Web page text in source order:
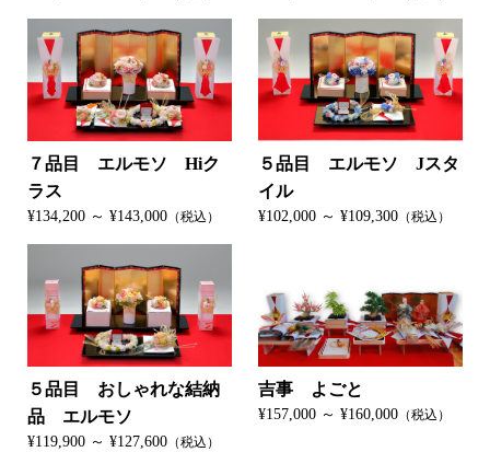
７品目 エルモソ Hiク
ラス
¥134,200 ～ ¥143,000（税込）
５品目 エルモソ Jスタ
イル
¥102,000 ～ ¥109,300 （税込）
５品目 おしゃれな結納
品 エルモソ
¥119,900 ～ ¥127,600（税込）
吉事 よごと
¥157,000 ～ ¥160,000 （税込）